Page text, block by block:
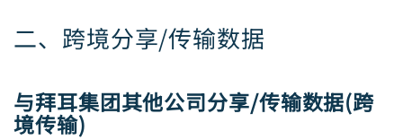
二、跨境分享/传输数据
与拜耳集团其他公司分享/传输数据(跨
境传输)